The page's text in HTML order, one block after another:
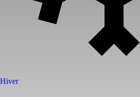
Hiver